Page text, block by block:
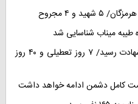
و ۴ مجروح
رهبر و پیشوای شیعیان جهان به شهادت رسید/ ۷ روز تعطیلی و ۴۰ روز